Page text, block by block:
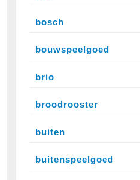
bosch
bouwspeelgoed
brio
broodrooster
buiten
buitenspeelgoed